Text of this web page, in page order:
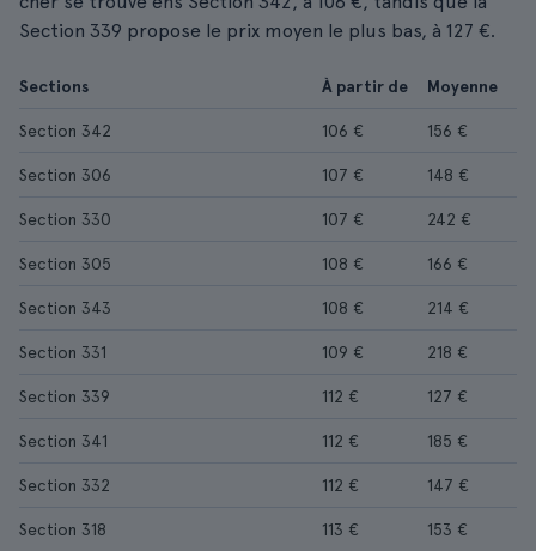
Section 339 propose le prix moyen le plus bas, à 127 €.
Sections À partir de Moyenne
Section 342 106 € 156 €
Section 306 107 € 148 €
Section 330 107 € 242 €
Section 305 108 € 166 €
Section 343 108 € 214 €
Section 331 109 € 218 €
Section 339 112 € 127 €
Section 341 112 € 185 €
Section 332 112 € 147 €
Section 318 113 € 153 €